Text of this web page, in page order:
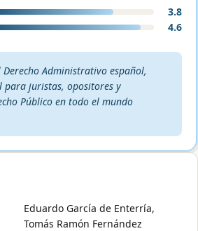
3.8
4.6
Administrativo español,
para juristas, opositores y
Público en todo el mundo
Eduardo García de Enterría,
Tomás Ramón Fernández